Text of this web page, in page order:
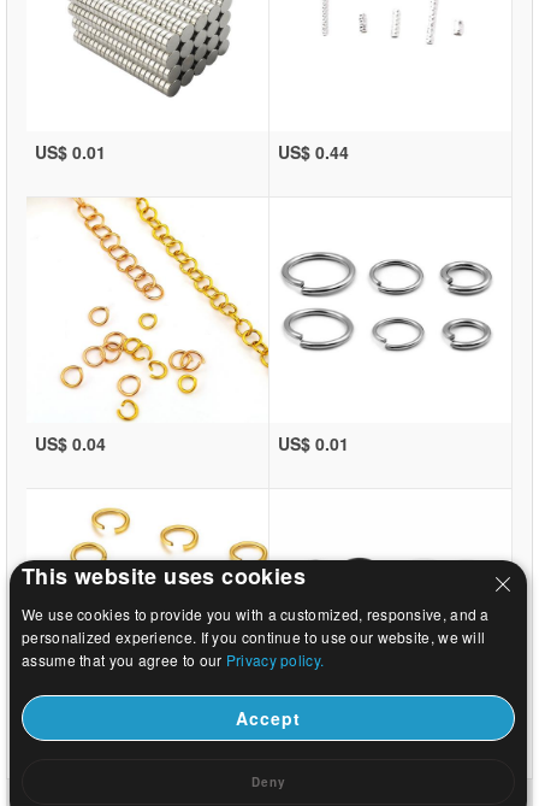
US$ 0.01 US$ 0.44
US$ 0.04 US$ 0.01
US$ 0.01 US$ 12.24
This website uses cookies
We use cookies to provide you with a customized, responsive, and a
personalized experience. If you continue to use our website, we will
assume that you agree to our Privacy policy.
Accept
Deny